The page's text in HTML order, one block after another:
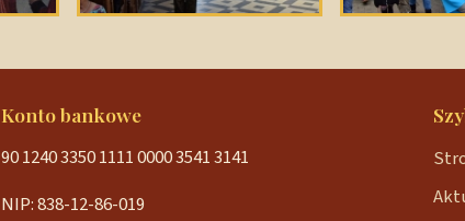
Konto bankowe
90 1240 3350 1111 0000 3541 3141
NIP: 838-12-86-019